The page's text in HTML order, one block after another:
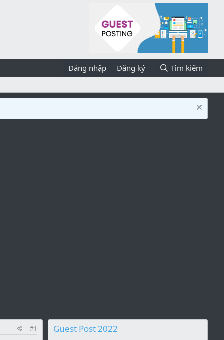
Đăng nhập Đăng ký Tìm kiếm
#1 Guest Post 2022